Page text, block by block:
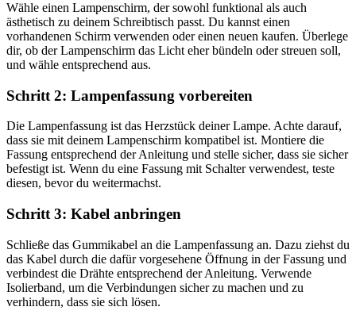
Wähle einen Lampenschirm, der sowohl funktional als auch
ästhetisch zu deinem Schreibtisch passt. Du kannst einen
vorhandenen Schirm verwenden oder einen neuen kaufen. Überlege
dir, ob der Lampenschirm das Licht eher bündeln oder streuen soll,
und wähle entsprechend aus.
Schritt 2: Lampenfassung vorbereiten
Die Lampenfassung ist das Herzstück deiner Lampe. Achte darauf,
dass sie mit deinem Lampenschirm kompatibel ist. Montiere die
Fassung entsprechend der Anleitung und stelle sicher, dass sie sicher
befestigt ist. Wenn du eine Fassung mit Schalter verwendest, teste
diesen, bevor du weitermachst.
Schritt 3: Kabel anbringen
Schließe das Gummikabel an die Lampenfassung an. Dazu ziehst du
das Kabel durch die dafür vorgesehene Öffnung in der Fassung und
verbindest die Drähte entsprechend der Anleitung. Verwende
Isolierband, um die Verbindungen sicher zu machen und zu
verhindern, dass sie sich lösen.